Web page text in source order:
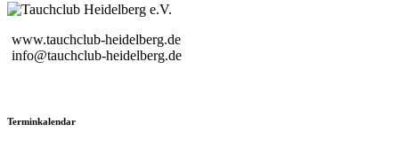
www.tauchclub-heidelberg.de
info@tauchclub-heidelberg.de
Terminkalendar